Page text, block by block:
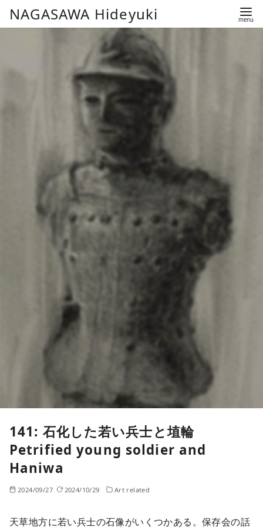
NAGASAWA Hideyuki
141: 石化した若い兵士と埴輪
Petrified young soldier and
Haniwa
2024/09/27 2024/10/29 Art related
天草地方に若い兵士の石像がいくつかある。保存会の話